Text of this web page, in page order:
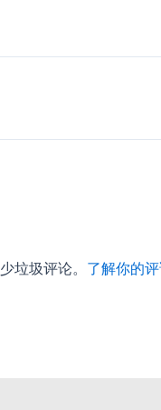
垃圾评论。 了解你的